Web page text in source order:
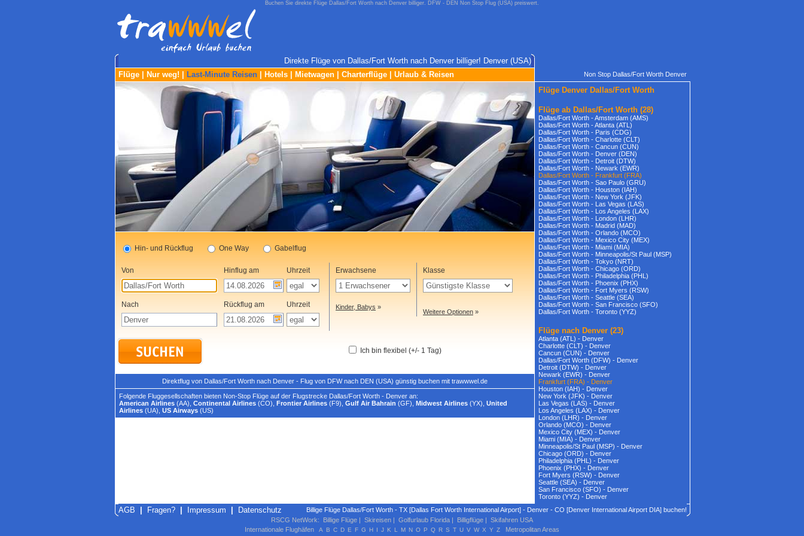
Buchen Sie direkte Flüge Dallas/Fort Worth nach Denver billiger. DFW - DEN Non Stop Flug (USA) preiswert.
Direkte Flüge von Dallas/Fort Worth nach Denver billiger! Denver (USA)
Flüge
Nur weg! Last-Minute Reisen Hotels Mietwagen Charterflüge Urlaub & Reisen Non Stop Dallas/Fort Worth Denver
Hin- und Rückflug One Way Gabelflug
Von Hinflug am Uhrzeit
Nach Rückflug am Uhrzeit
Erwachsene
Kinder, Babys »
Klasse
Weitere Optionen »
Ich bin flexibel (+/- 1 Tag)
Direktflug von Dallas/Fort Worth nach Denver - Flug von DFW nach DEN (USA) günstig buchen mit trawwwel.de
Folgende Fluggesellschaften bieten Non-Stop Flüge auf der Flugstrecke Dallas/Fort Worth - Denver an:
American Airlines (AA), Continental Airlines (CO), Frontier Airlines (F9), Gulf Air Bahrain (GF), Midwest Airlines (YX), United
Airlines (UA), US Airways (US)
Flüge Denver Dallas/Fort Worth
Flüge ab Dallas/Fort Worth (28)
Dallas/Fort Worth - Amsterdam (AMS)
Dallas/Fort Worth - Atlanta (ATL)
Dallas/Fort Worth - Paris (CDG)
Dallas/Fort Worth - Charlotte (CLT)
Dallas/Fort Worth - Cancun (CUN)
Dallas/Fort Worth - Denver (DEN)
Dallas/Fort Worth - Detroit (DTW)
Dallas/Fort Worth - Newark (EWR)
Dallas/Fort Worth - Frankfurt (FRA)
Dallas/Fort Worth - Sao Paulo (GRU)
Dallas/Fort Worth - Houston (IAH)
Dallas/Fort Worth - New York (JFK)
Dallas/Fort Worth - Las Vegas (LAS)
Dallas/Fort Worth - Los Angeles (LAX)
Dallas/Fort Worth - London (LHR)
Dallas/Fort Worth - Madrid (MAD)
Dallas/Fort Worth - Orlando (MCO)
Dallas/Fort Worth - Mexico City (MEX)
Dallas/Fort Worth - Miami (MIA)
Dallas/Fort Worth - Minneapolis/St Paul (MSP)
Dallas/Fort Worth - Tokyo (NRT)
Dallas/Fort Worth - Chicago (ORD)
Dallas/Fort Worth - Philadelphia (PHL)
Dallas/Fort Worth - Phoenix (PHX)
Dallas/Fort Worth - Fort Myers (RSW)
Dallas/Fort Worth - Seattle (SEA)
Dallas/Fort Worth - San Francisco (SFO)
Dallas/Fort Worth - Toronto (YYZ)
Flüge nach Denver (23)
Atlanta (ATL) - Denver
Charlotte (CLT) - Denver
Cancun (CUN) - Denver
Dallas/Fort Worth (DFW) - Denver
Detroit (DTW) - Denver
Newark (EWR) - Denver
Frankfurt (FRA) - Denver
Houston (IAH) - Denver
New York (JFK) - Denver
Las Vegas (LAS) - Denver
Los Angeles (LAX) - Denver
London (LHR) - Denver
Orlando (MCO) - Denver
Mexico City (MEX) - Denver
Miami (MIA) - Denver
Minneapolis/St Paul (MSP) - Denver
Chicago (ORD) - Denver
Philadelphia (PHL) - Denver
Phoenix (PHX) - Denver
Fort Myers (RSW) - Denver
Seattle (SEA) - Denver
San Francisco (SFO) - Denver
Toronto (YYZ) - Denver
AGB Fragen? Impressum Datenschutz
Billige Flüge Dallas/Fort Worth - TX [Dallas Fort Worth International Airport] - Denver - CO [Denver International Airport DIA] buchen!
RSCG NetWork: Billige Flüge | Skireisen | Golfurlaub Florida | Billigflüge | Skifahren USA
Internationale Flughäfen
A B C D E F G H I J K L M N O P Q R S T U V W X Y Z Metropolitan Areas